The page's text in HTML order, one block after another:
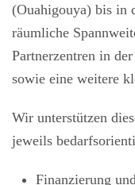
(Ouahigouya) bis in
räumliche
Partnerzentren in
sowie eine weitere
Wir unterstützen
jeweils
Finanzierung